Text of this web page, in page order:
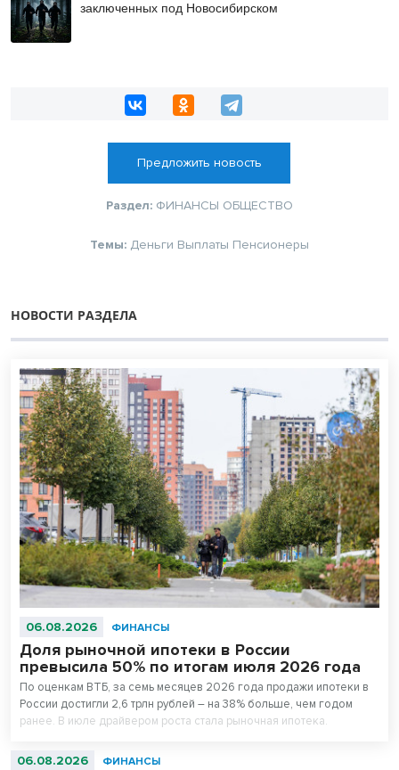
заключенных под Новосибирском
Предложить новость
Раздел: ФИНАНСЫ ОБЩЕСТВО
Темы: Деньги Выплаты Пенсионеры
НОВОСТИ РАЗДЕЛА
06.08.2026 ФИНАНСЫ
Доля рыночной ипотеки в России
превысила 50% по итогам июля 2026 года
По оценкам ВТБ, за семь месяцев 2026 года продажи ипотеки в
России достигли 2,6 трлн рублей – на 38% больше, чем годом
ранее. В июле драйвером роста стала рыночная ипотека.
06.08.2026 ФИНАНСЫ